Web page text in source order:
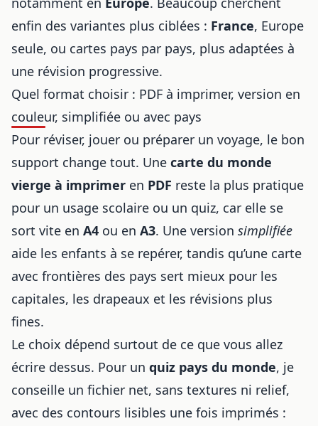
enfin des variantes plus ciblées : France, Europe
seule, ou cartes pays par pays, plus adaptées à
une révision progressive.
Quel format choisir : PDF à imprimer, version en
couleur, simplifiée ou avec pays
Pour réviser, jouer ou préparer un voyage, le bon
support change tout. Une carte du monde
vierge à imprimer en PDF reste la plus pratique
pour un usage scolaire ou un quiz, car elle se
sort vite en A4 ou en A3. Une version simplifiée
aide les enfants à se repérer, tandis qu’une carte
avec frontières des pays sert mieux pour les
capitales, les drapeaux et les révisions plus
fines.
Le choix dépend surtout de ce que vous allez
écrire dessus. Pour un quiz pays du monde, je
conseille un fichier net, sans textures ni relief,
avec des contours lisibles une fois imprimés :